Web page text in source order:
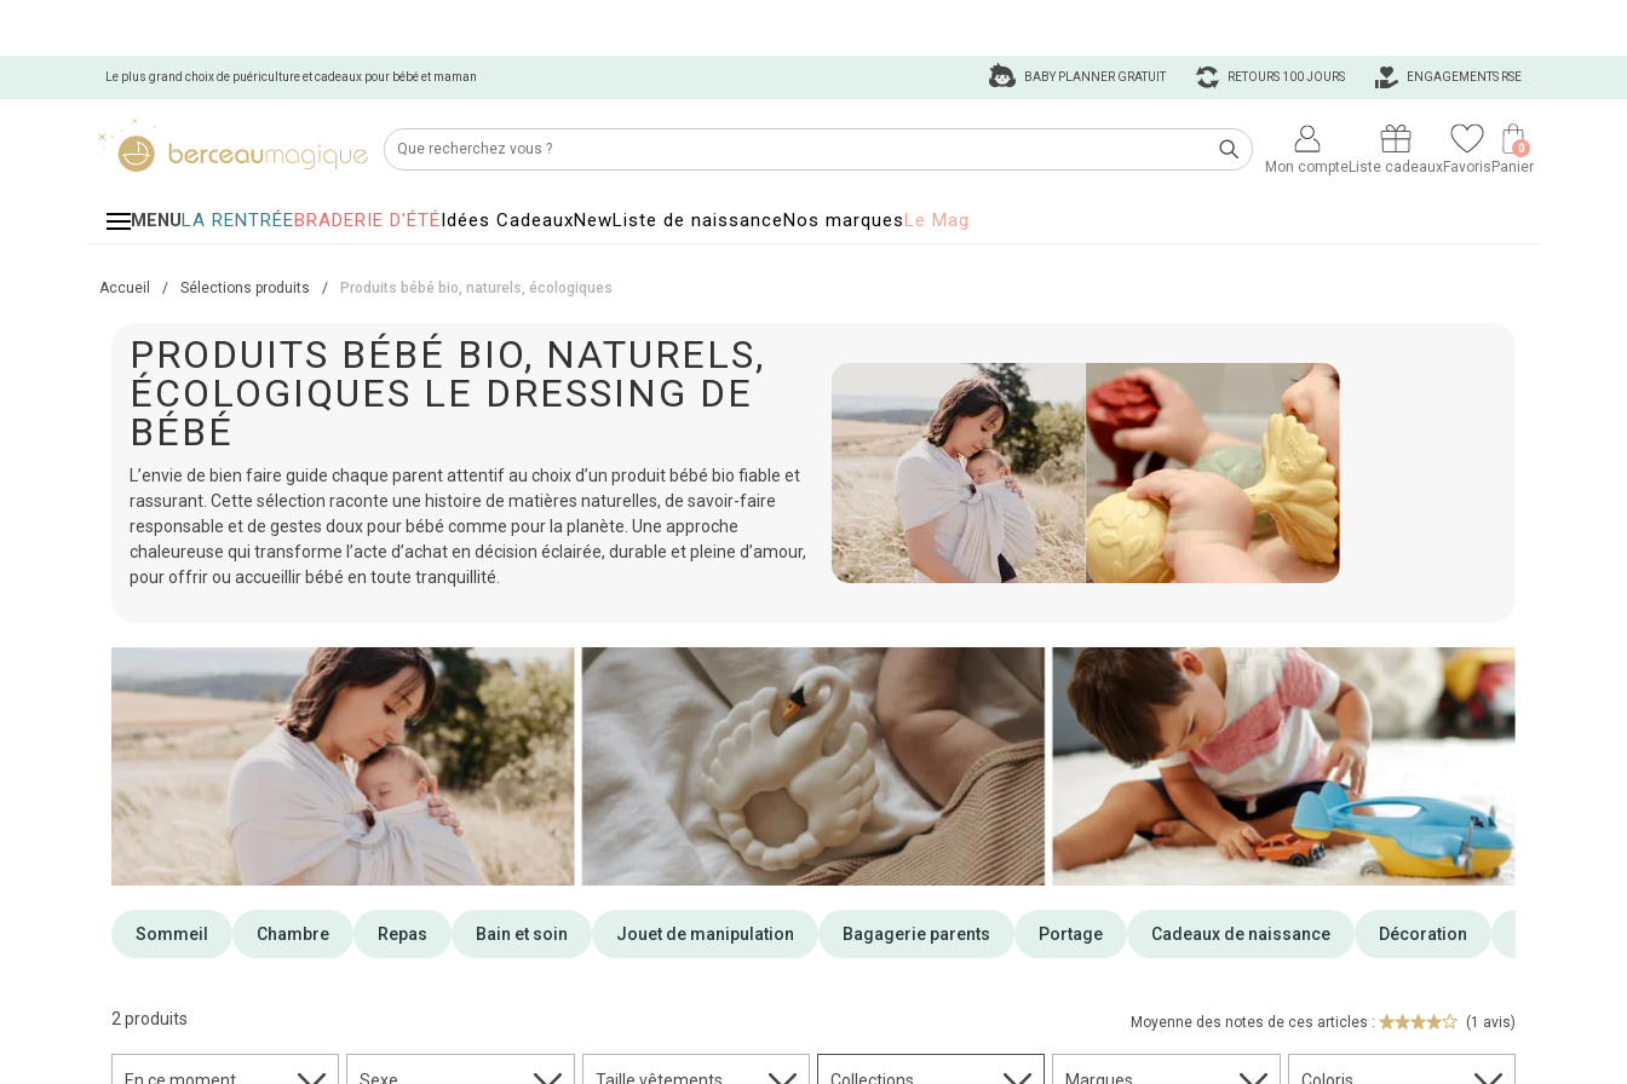
Le plus grand choix de puériculture et cadeaux pour bébé et maman ENGAGEMENTS RSE
RETOURS 100 JOURS
BABY PLANNER GRATUIT
Mon compteListe cadeauxFavorisPanier
0
MENULA RENTRÉEBRADERIE D'ÉTÉIdées CadeauxNewListe de naissanceNos marquesLe Mag
Accueil / Sélections produits / Produits bébé bio, naturels, écologiques
PRODUITS BÉBÉ BIO, NATURELS,
ÉCOLOGIQUES LE DRESSING DE
BÉBÉ
L’envie de bien faire guide chaque parent attentif au choix d’un produit bébé bio fiable et
rassurant. Cette sélection raconte une histoire de matières naturelles, de savoir-faire
responsable et de gestes doux pour bébé comme pour la planète. Une approche
chaleureuse qui transforme l’acte d’achat en décision éclairée, durable et pleine d’amour,
pour offrir ou accueillir bébé en toute tranquillité.
Sommeil Chambre Repas Bain et soin Jouet de manipulation Bagagerie parents Portage Cadeaux de naissance Décoration
2 produits Moyenne des notes de ces articles : (1 avis)
En ce moment Sexe Taille vêtements Collections Marques Coloris